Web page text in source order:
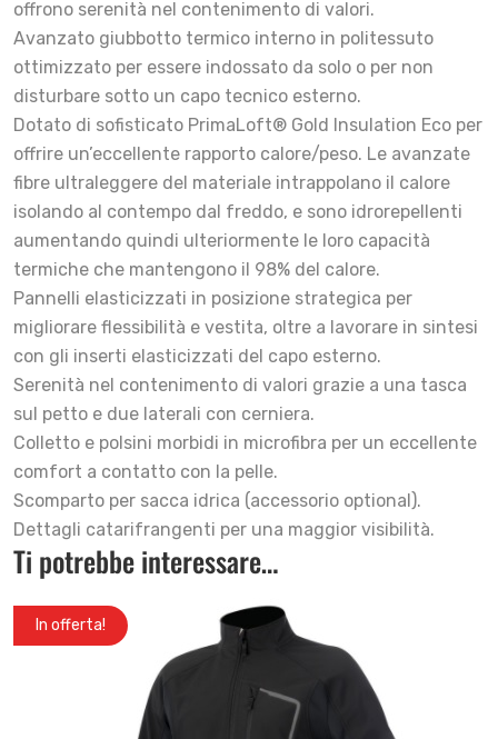
offrono serenità nel contenimento di valori.
Avanzato giubbotto termico interno in politessuto
ottimizzato per essere indossato da solo o per non
disturbare sotto un capo tecnico esterno.
Dotato di sofisticato PrimaLoft® Gold Insulation Eco per
offrire un’eccellente rapporto calore/peso. Le avanzate
fibre ultraleggere del materiale intrappolano il calore
isolando al contempo dal freddo, e sono idrorepellenti
aumentando quindi ulteriormente le loro capacità
termiche che mantengono il 98% del calore.
Pannelli elasticizzati in posizione strategica per
migliorare flessibilità e vestita, oltre a lavorare in sintesi
con gli inserti elasticizzati del capo esterno.
Serenità nel contenimento di valori grazie a una tasca
sul petto e due laterali con cerniera.
Colletto e polsini morbidi in microfibra per un eccellente
comfort a contatto con la pelle.
Scomparto per sacca idrica (accessorio optional).
Dettagli catarifrangenti per una maggior visibilità.
Ti potrebbe interessare…
In offerta!